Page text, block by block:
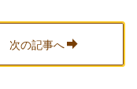
次の記事へ